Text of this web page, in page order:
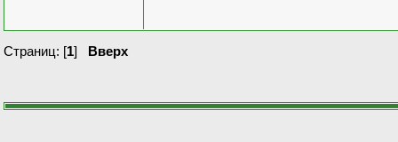
Страниц: [1] Вверх